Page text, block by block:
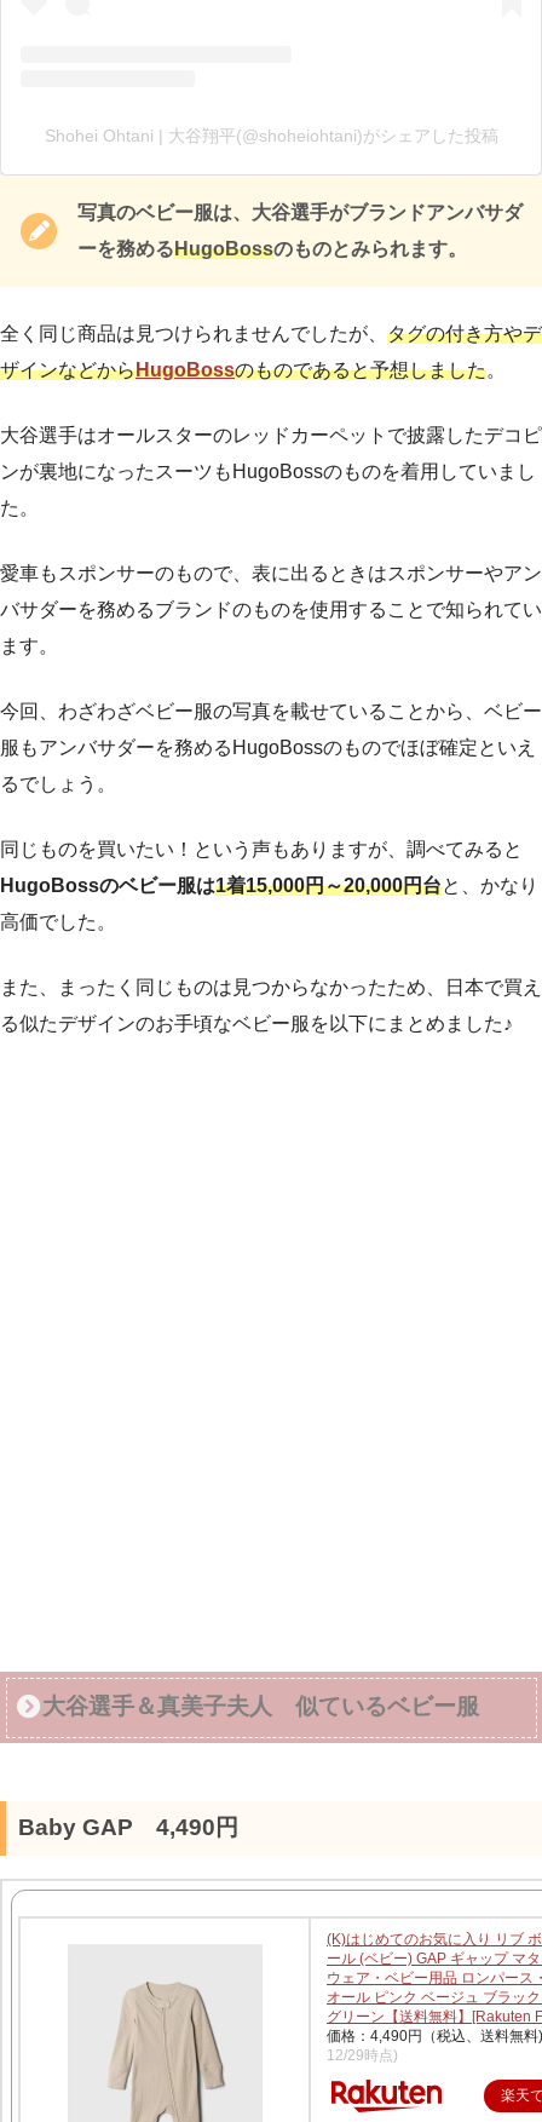
Shohei Ohtani | 大谷翔平(@shoheiohtani)がシェアした投稿
写真のベビー服は、大谷選手がブランドアンバサダ
ーを務めるHugoBossのものとみられます。
全く同じ商品は見つけられませんでしたが、 タグの付き方やデ
ザインなどからHugoBossのものであると予想しました。
大谷選手はオールスターのレッドカーペットで披露したデコピ
ンが裏地になったスーツもHugoBossのものを着用していまし
た。
愛車もスポンサーのもので、表に出るときはスポンサーやアン
バサダーを務めるブランドのものを使用することで知られてい
ます。
今回、わざわざベビー服の写真を載せていることから、ベビー
服もアンバサダーを務めるHugoBossのものでほぼ確定といえ
るでしょう。
同じものを買いたい！という声もありますが、調べてみると
HugoBossのベビー服は1着15,000円～20,000円台と、かなり
高価でした。
また、まったく同じものは見つからなかったため、日本で買え
る似たデザインのお手頃なベビー服を以下にまとめました♪
大谷選手＆真美子夫人 似ているベビー服
Baby GAP 4,490円
(K)はじめてのお気に入り リブ
ール (ベビー) GAP ギャップ マ
ウェア・ベビー用品 ロンパース
オール ピンク ベージュ ブラッ
グリーン【送料無料】[Rakuten
価格：4,490円（税込、送料無料)
12/29時点)
楽天